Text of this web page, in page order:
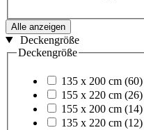
Alle anzeigen
Deckengröße
Deckengröße
135 x 200 cm (60)
155 x 220 cm (26)
155 x 200 cm (14)
135 x 220 cm (12)